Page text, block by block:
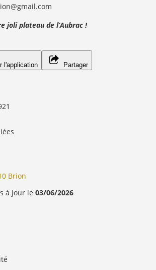
joli plateau de l’Aubrac !
l'application Partager
Brion
à jour le03/06/2026